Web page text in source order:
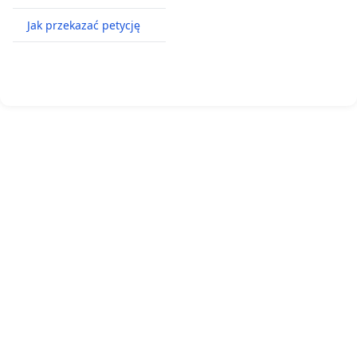
Jak przekazać petycję